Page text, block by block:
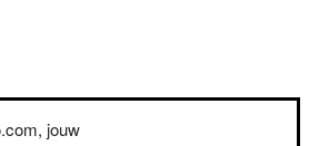
jouw